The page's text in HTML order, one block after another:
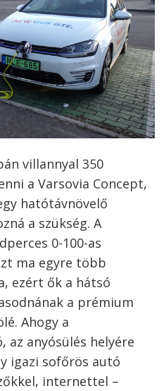
villannyal 350
a Varsovia Concept,
hatótávnövelő
a szükség. A
0-100-as
ma egyre több
ezért ők a hátsó
a prémium
Ahogy a
az anyósülés helyére
igazi sofőrös autó
internettel –